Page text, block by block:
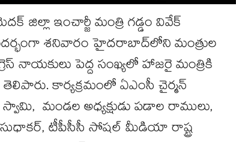
జిల్లా ఇంచార్జీ మంత్రి గడ్డం వివేక్
శనివారం హైదరాబాద్‌‌‌‌‌‌‌‌లోని మంత్రుల
పెద్ద సంఖ్యలో హాజరై మంత్రికి
తెలిపారు. కార్యక్రమంలో ఏఎంసీ చైర్మన్
మండల అధ్యక్షుడు పడాల రాములు,
టీపీసీసీ సోషల్ మీడియా రాష్ట్ర